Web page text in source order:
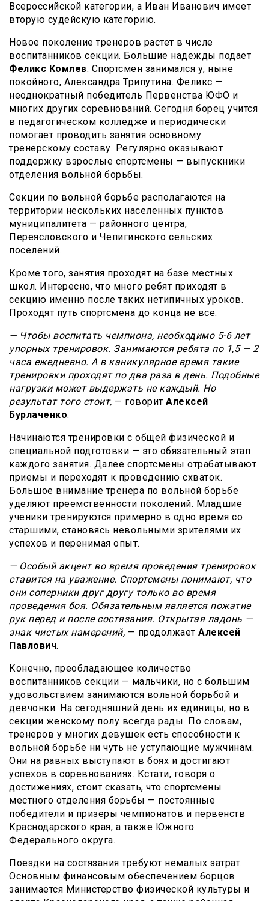
Всероссийской категории, а Иван Иванович имеет
вторую судейскую категорию.
Новое поколение тренеров растет в числе
воспитанников секции. Большие надежды подает
Феликс Комлев. Спортсмен занимался у, ныне
покойного, Александра Трипутина. Феликс —
неоднократный победитель Первенства ЮФО и
многих других соревнований. Сегодня борец учится
в педагогическом колледже и периодически
помогает проводить занятия основному
тренерскому составу. Регулярно оказывают
поддержку взрослые спортсмены — выпускники
отделения вольной борьбы.
Секции по вольной борьбе располагаются на
территории нескольких населенных пунктов
муниципалитета — районного центра,
Переясловского и Чепигинского сельских
поселений.
Кроме того, занятия проходят на базе местных
школ. Интересно, что много ребят приходят в
секцию именно после таких нетипичных уроков.
Проходят путь спортсмена до конца не все.
— Чтобы воспитать чемпиона, необходимо 5-6 лет
упорных тренировок. Занимаются ребята по 1,5 — 2
часа ежедневно. А в каникулярное время такие
тренировки проходят по два раза в день. Подобные
нагрузки может выдержать не каждый. Но
результат того стоит, — говорит Алексей
Бурлаченко.
Начинаются тренировки с общей физической и
специальной подготовки — это обязательный этап
каждого занятия. Далее спортсмены отрабатывают
приемы и переходят к проведению схваток.
Большое внимание тренера по вольной борьбе
уделяют преемственности поколений. Младшие
ученики тренируются примерно в одно время со
старшими, становясь невольными зрителями их
успехов и перенимая опыт.
— Особый акцент во время проведения тренировок
ставится на уважение. Спортсмены понимают, что
они соперники друг другу только во время
проведения боя. Обязательным является пожатие
рук перед и после состязания. Открытая ладонь —
знак чистых намерений, — продолжает Алексей
Павлович.
Конечно, преобладающее количество
воспитанников секции — мальчики, но с большим
удовольствием занимаются вольной борьбой и
девчонки. На сегодняшний день их единицы, но в
секции женскому полу всегда рады. По словам,
тренеров у многих девушек есть способности к
вольной борьбе ни чуть не уступающие мужчинам.
Они на равных выступают в боях и достигают
успехов в соревнованиях. Кстати, говоря о
достижениях, стоит сказать, что спортсмены
местного отделения борьбы — постоянные
победители и призеры чемпионатов и первенств
Краснодарского края, а также Южного
Федерального округа.
Поездки на состязания требуют немалых затрат.
Основным финансовым обеспечением борцов
занимается Министерство физической культуры и